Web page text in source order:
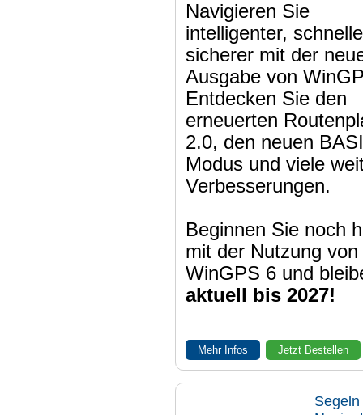
Navigieren Sie
intelligenter,
sicherer mit der
Ausgabe von
Entdecken Sie den
erneuerten
2.0, den neuen
Modus und viele
Verbesserungen.
Beginnen Sie noch
mit der Nutzung von
WinGPS 6 und
aktuell bis 2027!
Mehr Infos Jetzt Bestellen